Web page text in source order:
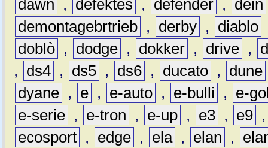
dawn , defektes , defender , dein
demontagebrtrieb , derby , diablo
doblò , dodge , dokker , drive ,
,
ds4 , ds5 , ds6 , ducato , dune
dyane , e , e-auto , e-bulli ,
e-
e-serie , e-tron , e-up , e3 , e9
ecosport , edge , ela , elan ,